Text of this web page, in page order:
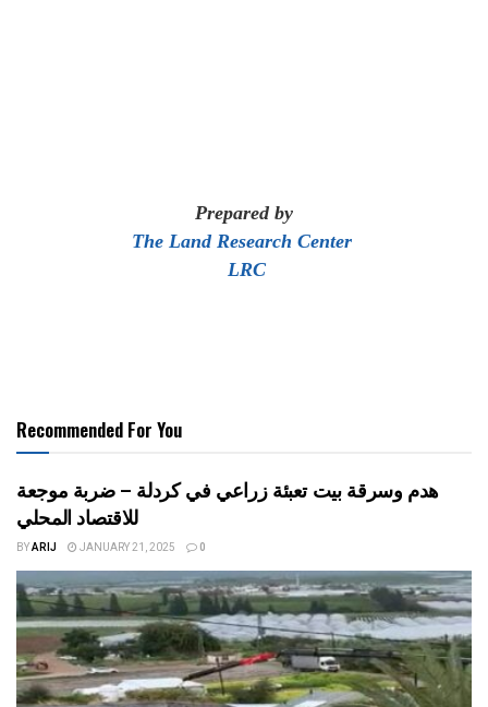
Prepared by
The Land Research Center
LRC
Recommended For You
هدم وسرقة بيت تعبئة زراعي في كردلة – ضربة موجعة
للاقتصاد المحلي
BYARIJ JANUARY 21, 2025 0